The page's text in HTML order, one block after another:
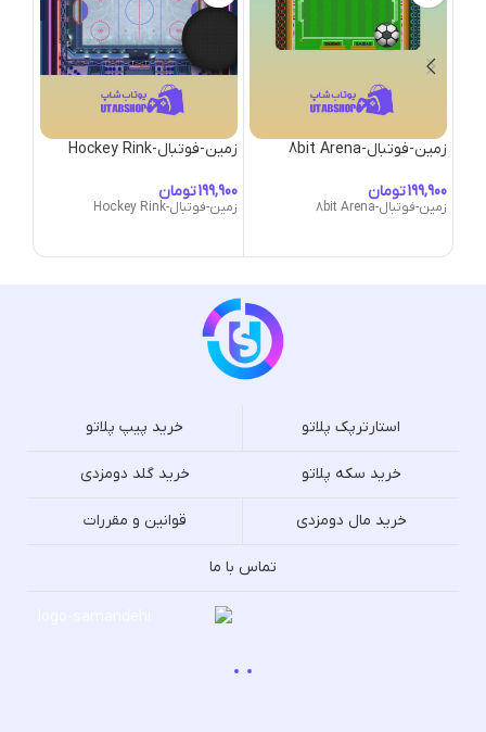
زمین-فوتبال-8bit Arena
تومان
زمین-فوتبال-8bit Arena
زمین-فوتبال-Hockey Rink
تومان
زمین-فوتبال-Hockey Rink
استارترپک پلاتو خرید پیپ پلاتو
خرید سکه پلاتو خرید گلد دومزدی
خرید مال دومزدی قوانین و مقررات
تماس با ما